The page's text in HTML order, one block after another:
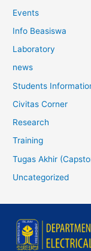
Events
Info Beasiswa
Laboratory
news
Students
Civitas Corner
Research
Training
Tugas Akhir
Uncategorized